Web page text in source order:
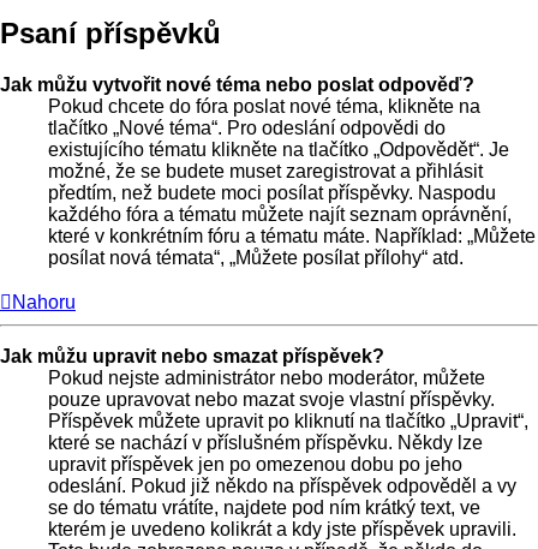
Psaní příspěvků
Jak můžu vytvořit nové téma nebo poslat odpověď?
Pokud chcete do fóra poslat nové téma, klikněte na
tlačítko „Nové téma“. Pro odeslání odpovědi do
existujícího tématu klikněte na tlačítko „Odpovědět“. Je
možné, že se budete muset zaregistrovat a přihlásit
předtím, než budete moci posílat příspěvky. Naspodu
každého fóra a tématu můžete najít seznam oprávnění,
které v konkrétním fóru a tématu máte. Například: „Můžete
posílat nová témata“, „Můžete posílat přílohy“ atd.
Nahoru
Jak můžu upravit nebo smazat příspěvek?
Pokud nejste administrátor nebo moderátor, můžete
pouze upravovat nebo mazat svoje vlastní příspěvky.
Příspěvek můžete upravit po kliknutí na tlačítko „Upravit“,
které se nachází v příslušném příspěvku. Někdy lze
upravit příspěvek jen po omezenou dobu po jeho
odeslání. Pokud již někdo na příspěvek odpověděl a vy
se do tématu vrátíte, najdete pod ním krátký text, ve
kterém je uvedeno kolikrát a kdy jste příspěvek upravili.